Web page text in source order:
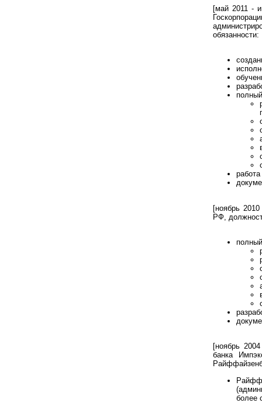
[май 2011 -
обязанности:
[ноябрь
РФ,
[ноябрь
банка
более